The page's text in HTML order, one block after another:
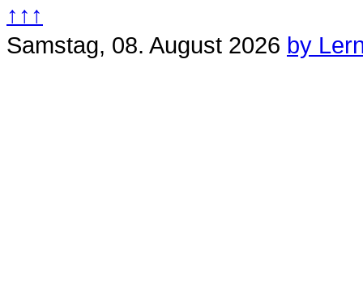
↑↑↑
Samstag, 08. August 2026 by